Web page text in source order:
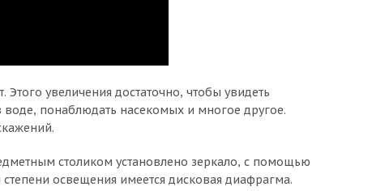
увеличения достаточно, чтобы увидеть
понаблюдать насекомых и многое другое.
столиком установлено зеркало, с помощью
освещения имеется дисковая диафрагма.